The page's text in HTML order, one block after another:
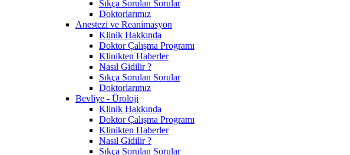
Sıkça Sorulan Sorular
Doktorlarımız
Anestezi ve Reanimasyon
Klinik Hakkında
Doktor Çalışma Programı
Klinikten Haberler
Nasıl Gidilir ?
Sıkça Sorulan Sorular
Doktorlarımız
Bevliye - Üroloji
Klinik Hakkında
Doktor Çalışma Programı
Klinikten Haberler
Nasıl Gidilir ?
Sıkça Sorulan Sorular